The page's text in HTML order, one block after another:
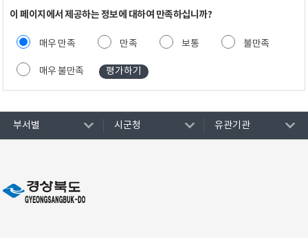
이 페이지에서 제공하는 정보에 대하여 만족하십니까?
매우 만족 만족 보통 불만족
매우 불만족
부서별 시군청 유관기관